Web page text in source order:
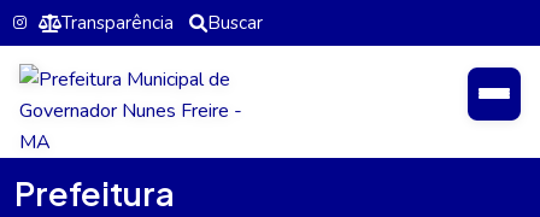
Transparência Buscar
Prefeitura